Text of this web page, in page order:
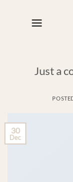
Just a
30
Dec